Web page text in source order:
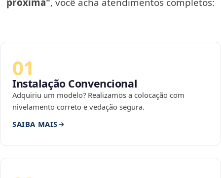
próxima", você acha atendimentos completos:
01
Instalação Convencional
Adquiriu um modelo? Realizamos a colocação com
nivelamento correto e vedação segura.
SAIBA MAIS